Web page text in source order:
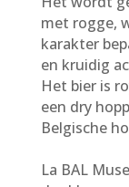
met rogge,
karakter
en kruidig
Het bier is
een dry
Belgische
L​a BAL